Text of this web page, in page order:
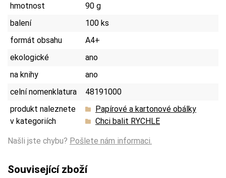
hmotnost
90 g
balení
100 ks
formát obsahu
A4+
ekologické
ano
na knihy
ano
celní nomenklatura
48191000
produkt naleznete
v kategoriích
Papírové a kartonové obálky
Chci balit RYCHLE
Našli jste chybu? Pošlete nám informaci.
Související zboží